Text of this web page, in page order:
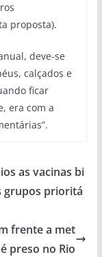
proposta).
deve-se
calçados e
ficar
era com a
as vacinas bi
grupos prioritá
frente a met
preso no Rio